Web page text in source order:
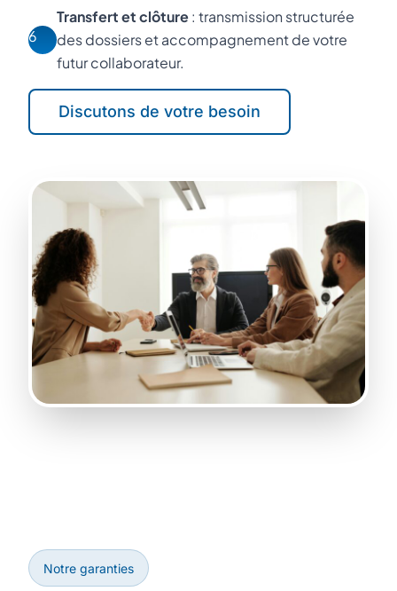
6
Transfert et clôture: transmission structurée
des dossiers et accompagnement de votre
futur collaborateur.
Discutons de votre besoin
Notre garanties